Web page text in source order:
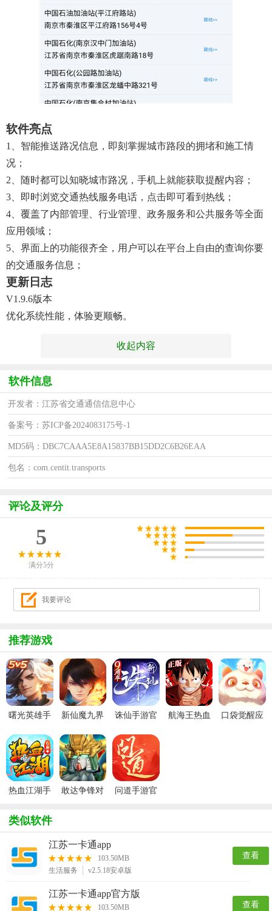
软件亮点
1、智能推送路况信息，即刻掌握城市路段的拥堵和施工情
况；
2、随时都可以知晓城市路况，手机上就能获取提醒内容；
3、即时浏览交通热线服务电话，点击即可看到热线；
4、覆盖了内部管理、行业管理、政务服务和公共服务等全面
应用领域；
5、界面上的功能很齐全，用户可以在平台上自由的查询你要
的交通服务信息；
更新日志
V1.9.6版本
优化系统性能，体验更顺畅。
收起内容
软件信息
开发者：江苏省交通通信信息中心
备案号：苏ICP备2024083175号-1
MD5码：DBC7CAAA5E8A15837BB15DD2C6B26EAA
包名：com.centit.transports
评论及评分
5
满分5分
推荐游戏
曙光英雄手
版
新仙魔九界
方正版
诛仙手游官
航海王热血
口袋觉醒应
热血江湖手
敢达争锋对
问道手游官
类似软件
江苏一卡通app
103.50MB
生活服务
v2.5.18安卓版
查看
江苏一卡通app官方版
103.50MB
查看